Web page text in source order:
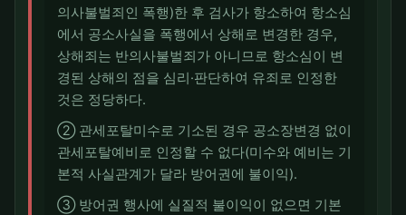
의사불벌죄인 폭행)한 후 검사가 항소하여 항소심
에서 공소사실을 폭행에서 상해로 변경한 경우,
상해죄는 반의사불벌죄가 아니므로 항소심이 변
경된 상해의 점을 심리·판단하여 유죄로 인정한
것은 정당하다.
② 관세포탈미수로 기소된 경우 공소장변경 없이
관세포탈예비로 인정할 수 없다(미수와 예비는 기
본적 사실관계가 달라 방어권에 불이익).
③ 방어권 행사에 실질적 불이익이 없으면 기본